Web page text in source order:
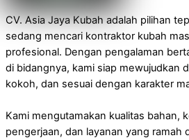
CV. Asia Jaya Kubah adalah pilihan
sedang mencari kontraktor kubah
profesional. Dengan pengalaman
di bidangnya, kami siap mewujudkan
kokoh, dan sesuai dengan karakter
Kami mengutamakan kualitas bahan,
pengerjaan, dan layanan yang ramah